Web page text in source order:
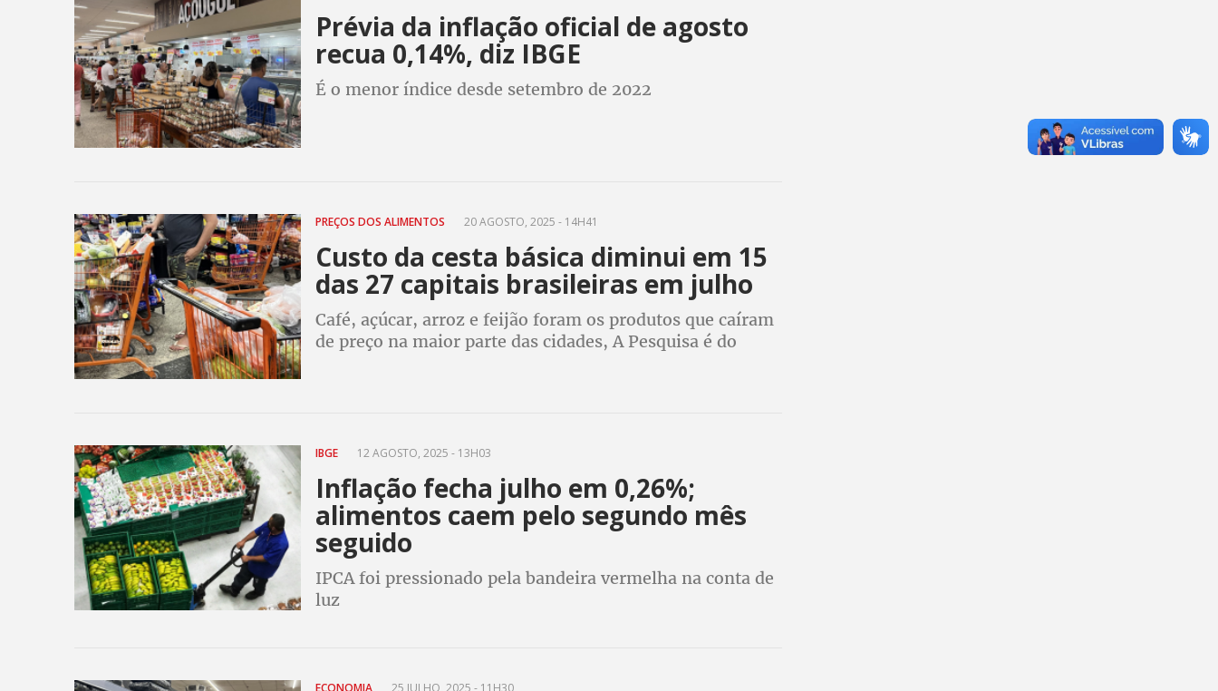
Prévia da inflação oficial de agosto
recua 0,14%, diz IBGE
É o menor índice desde setembro de 2022
PREÇOS DOS ALIMENTOS 20 AGOSTO, 2025 - 14H41
Custo da cesta básica diminui em 15
das 27 capitais brasileiras em julho
Café, açúcar, arroz e feijão foram os produtos que caíram
de preço na maior parte das cidades, A Pesquisa é do
IBGE 12 AGOSTO, 2025 - 13H03
Inflação fecha julho em 0,26%;
alimentos caem pelo segundo mês
seguido
IPCA foi pressionado pela bandeira vermelha na conta de
luz